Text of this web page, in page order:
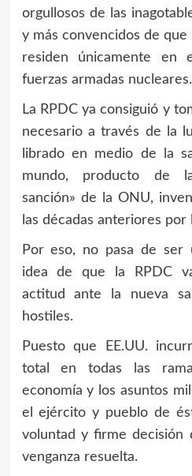
orgullosos de las
y más convencidos de que
residen únicamente en
fuerzas armadas nucleares.
La RPDC ya consiguió y
necesario a través de la
librado en medio de la
mundo, producto de
sanción» de la ONU,
las décadas anteriores por
Por eso, no pasa de ser
idea de que la RPDC
actitud ante la nueva
hostiles.
Puesto que EE.UU.
total en todas las
economía y los asuntos
el ejército y pueblo de
voluntad y firme decisión
venganza resuelta.